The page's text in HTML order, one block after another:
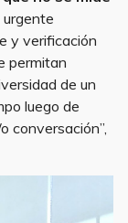
urgente
y verificación
permitan
de un
luego de
conversación”,